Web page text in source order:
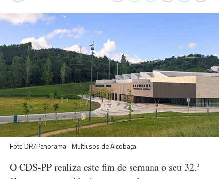
Foto DR/Panorama - Multiusos de Alcobaça
O CDS-PP realiza este fim de semana o seu 32.º